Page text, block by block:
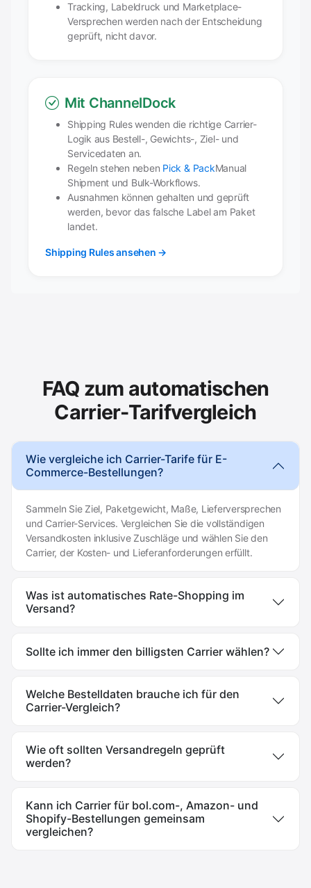
Tracking, Labeldruck und Marketplace-
Versprechen werden nach der Entscheidung
geprüft, nicht davor.
Mit ChannelDock
Shipping Rules wenden die richtige Carrier-
Logik aus Bestell-, Gewichts-, Ziel- und
Servicedaten an.
Regeln stehen neben Pick & PackManual
Shipment und Bulk-Workflows.
Ausnahmen können gehalten und geprüft
werden, bevor das falsche Label am Paket
landet.
Shipping Rules ansehen →
FAQ zum automatischen
Carrier-Tarifvergleich
Wie vergleiche ich Carrier-Tarife für E-
Commerce-Bestellungen?
Sammeln Sie Ziel, Paketgewicht, Maße, Lieferversprechen
und Carrier-Services. Vergleichen Sie die vollständigen
Versandkosten inklusive Zuschläge und wählen Sie den
Carrier, der Kosten- und Lieferanforderungen erfüllt.
Was ist automatisches Rate-Shopping im
Versand?
Sollte ich immer den billigsten Carrier wählen?
Welche Bestelldaten brauche ich für den
Carrier-Vergleich?
Wie oft sollten Versandregeln geprüft
werden?
Kann ich Carrier für bol.com-, Amazon- und
Shopify-Bestellungen gemeinsam
vergleichen?